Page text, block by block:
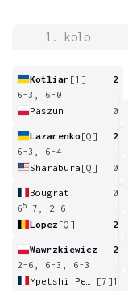
1. kolo
Kotliar [1]
2
6-3, 6-0
Paszun
0
Lazarenko [Q]
2
6-3, 6-4
Sharabura [Q] 0
Bougrat
0
6 5-7, 2-6
Lopez [Q] 2
Wawrzkiewicz
2
2-6, 6-3, 6-3
[7]1